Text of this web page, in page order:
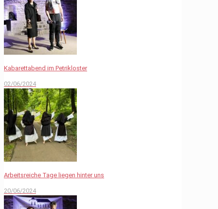
Kabarettabend im Petrikloster
02/06/2024
Arbeitsreiche Tage liegen hinter uns
20/06/2024